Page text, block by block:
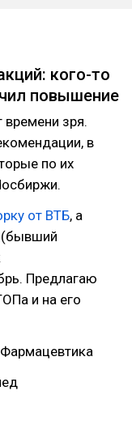
кого-то
повышение
времени зря.
в
по их
от ВТБ, а
(бывший
Предлагаю
и на его